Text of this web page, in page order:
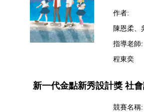
作者:
陳恩柔、
指導老師:
程東奕
新一代金點新秀設計獎 社
競賽名稱: